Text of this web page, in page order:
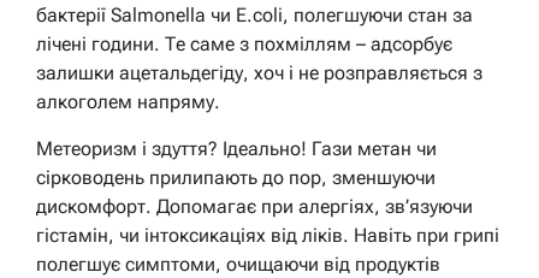
бактерії Salmonella чи E.coli, полегшуючи стан за
лічені години. Те саме з похміллям – адсорбує
залишки ацетальдегіду, хоч і не розправляється з
алкоголем напряму.
Метеоризм і здуття? Ідеально! Гази метан чи
сірководень прилипають до пор, зменшуючи
дискомфорт. Допомагає при алергіях, зв’язуючи
гістамін, чи інтоксикаціях від ліків. Навіть при грипі
полегшує симптоми, очищаючи від продуктів